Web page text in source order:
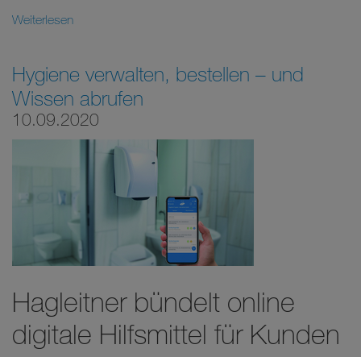
Weiterlesen
Hygiene verwalten, bestellen – und
Wissen abrufen
10.09.2020
Hagleitner bündelt online
digitale Hilfsmittel für Kunden